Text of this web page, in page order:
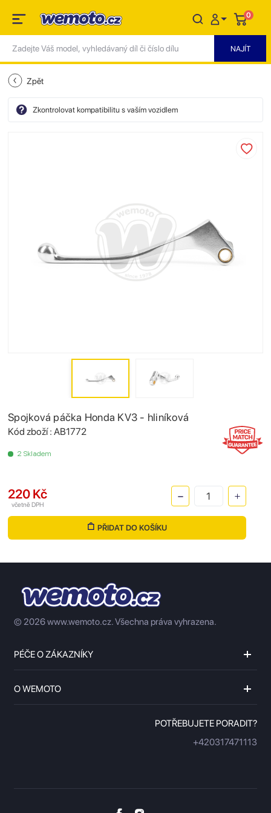
0
Zpět
Zkontrolovat kompatibilitu s vaším vozidlem
Spojková páčka Honda KV3 - hliníková
Kód zboží : AB1772
2 Skladem
220 Kč
včetně DPH
PŘIDAT DO KOŠÍKU
© 2026 www.wemoto.cz.Všechna práva vyhrazena.
PÉČE O ZÁKAZNÍKY
O WEMOTO
POTŘEBUJETE PORADIT?
+420317471113